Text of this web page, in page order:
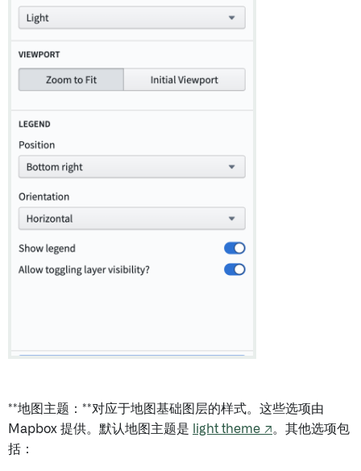
**地图主题：**对应于地图基础图层的样式。这些选项由
Mapbox 提供。默认地图主题是
light theme ↗。其他选项包
括：